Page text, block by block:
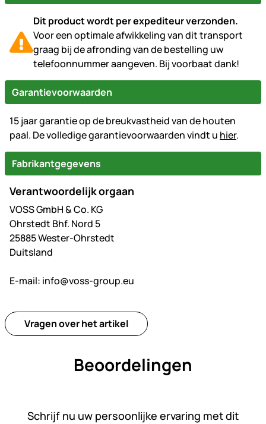
Dit product wordt per expediteur verzonden.
Voor een optimale afwikkeling van dit transport
graag bij de afronding van de bestelling uw
telefoonnummer aangeven. Bij voorbaat dank!
Garantievoorwaarden
15 jaar garantie op de breukvastheid van de houten
paal. De volledige garantievoorwaarden vindt u hier.
Fabrikantgegevens
Verantwoordelijk orgaan
VOSS GmbH & Co. KG
Ohrstedt Bhf. Nord 5
25885 Wester-Ohrstedt
Duitsland
E-mail: info@voss-group.eu
Vragen over het artikel
Beoordelingen
Schrijf nu uw persoonlijke ervaring met dit